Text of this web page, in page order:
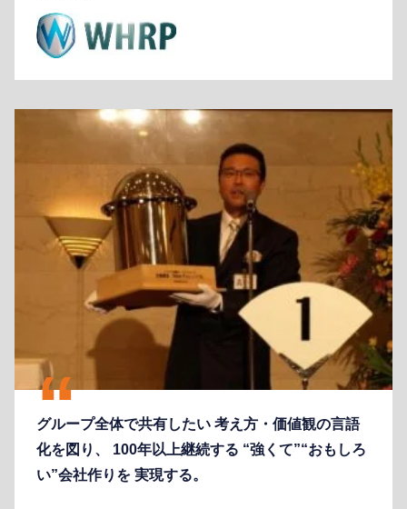
グループ全体で共有したい 考え方・価値観の言語
化を図り、 100年以上継続する “強くて”“おもしろ
い”会社作りを 実現する。